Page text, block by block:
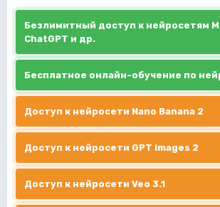
Безлимитный доступ к нейросетям
ChatGPT и др.
Бесплатное онлайн-обучение по
Доступ к нейросети Nano Banana 2
Доступ к нейросети GPT Images 2
Доступ к нейросети Veo 3.1